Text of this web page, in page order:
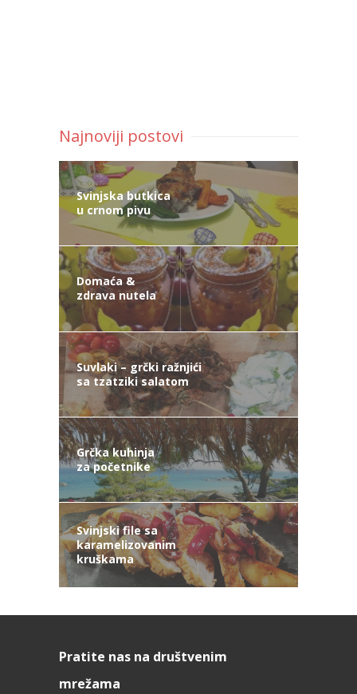
Najnoviji postovi
Svinjska butkica
u crnom pivu
Domaća &
zdrava nutela
Suvlaki – grčki ražnjići
sa tzatziki salatom
Grčka kuhinja
za početnike
Svinjski file sa
karamelizovanim
kruškama
Pratite nas na društvenim
mrežama